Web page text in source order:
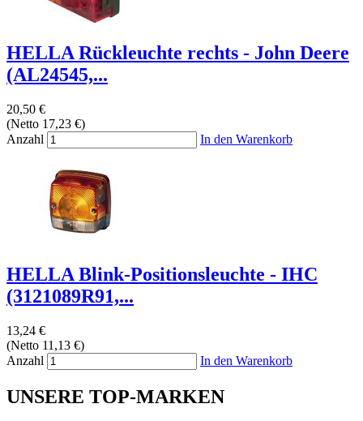
HELLA Rückleuchte rechts - John Deere
(AL24545,...
20,50 €
(Netto 17,23 €)
Anzahl
In den Warenkorb
HELLA Blink-Positionsleuchte - IHC
(3121089R91,...
13,24 €
(Netto 11,13 €)
Anzahl
In den Warenkorb
UNSERE TOP-MARKEN